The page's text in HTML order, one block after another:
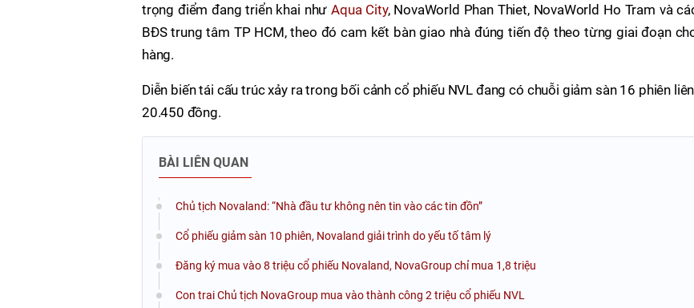
trọng điểm đang triển khai nhưAqua City, NovaWorld Phan Thiet, NovaWorld Ho Tram và
BĐS trung tâm TP HCM, theo đó cam kết bàn giao nhà đúng tiến độ theo từng giai đoạn
hàng.
Diễn biến tái cấu trúc xảy ra trong bối cảnh cổ phiếu NVL đang có chuỗi giảm sàn 16 phiên
20.450 đồng.
BÀI LIÊN QUAN
Chủ tịch Novaland: “Nhà đầu tư không nên tin vào các tin đồn”
Cổ phiếu giảm sàn 10 phiên, Novaland giải trình do yếu tố tâm lý
Đăng ký mua vào 8 triệu cổ phiếu Novaland, NovaGroup chỉ mua 1,8 triệu
Con trai Chủ tịch NovaGroup mua vào thành công 2 triệu cổ phiếu NVL